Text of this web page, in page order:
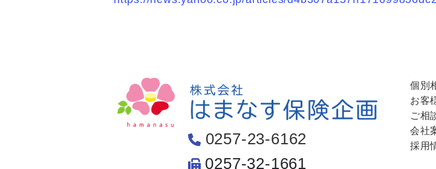
0257-23-6162
0257-32-1661
個別
お客
ご相
会社
採用